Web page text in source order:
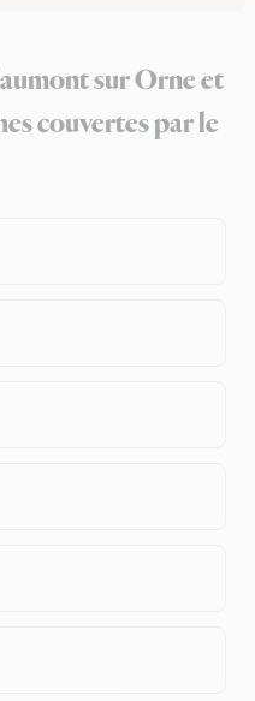
sur Orne et
couvertes par le